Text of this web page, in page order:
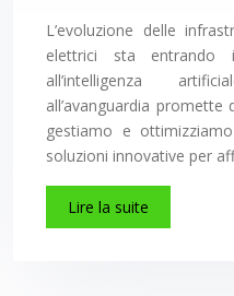
L’evoluzione delle
elettrici sta
all’intelligenza
all’avanguardia
gestiamo e
soluzioni innovative per
Lire la suite